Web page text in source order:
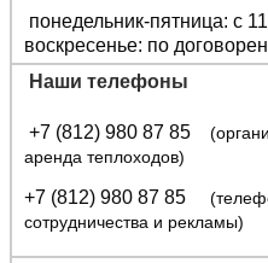
понедельник-пятница: с
воскресенье: по
Наши телефоны
+7 (812) 980 87 85
аренда теплоходов)
+7 (812) 980 87 85
сотрудничества и рекламы)